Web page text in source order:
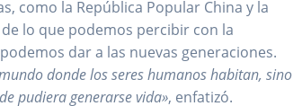
como la República Popular China y la
lo que podemos percibir con la
dar a las nuevas generaciones.
donde los seres humanos habitan, sino
pudiera generarse vida», enfatizó.